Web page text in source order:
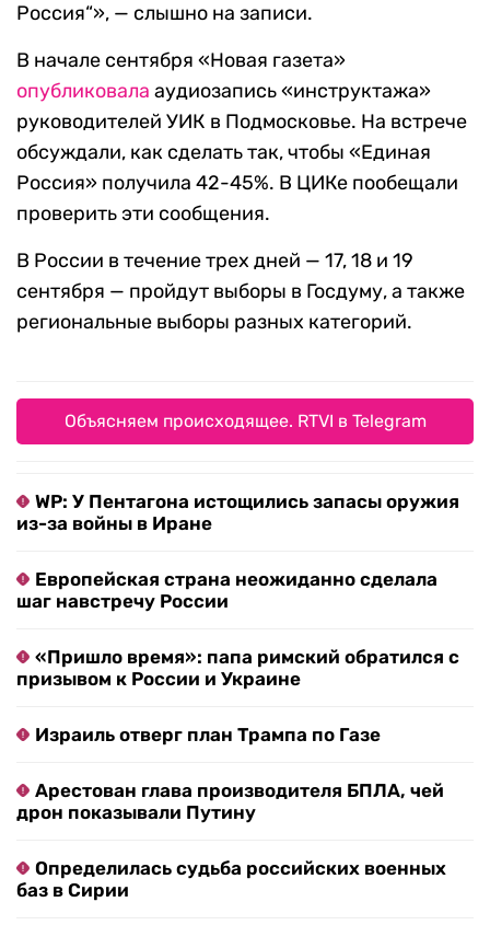
Россия“», — слышно на записи.
В начале сентября «Новая газета»
опубликовала аудиозапись «инструктажа»
руководителей УИК в Подмосковье. На встрече
обсуждали, как сделать так, чтобы «Единая
Россия» получила 42-45%. В ЦИКе пообещали
проверить эти сообщения.
В России в течение трех дней — 17, 18 и 19
сентября — пройдут выборы в Госдуму, а также
региональные выборы разных категорий.
Объясняем происходящее. RTVI в Telegram
WP: У Пентагона истощились запасы оружия
из-за войны в Иране
Европейская страна неожиданно сделала
шаг навстречу России
«Пришло время»: папа римский обратился с
призывом к России и Украине
Израиль отверг план Трампа по Газе
Арестован глава производителя БПЛА, чей
дрон показывали Путину
Определилась судьба российских военных
баз в Сирии